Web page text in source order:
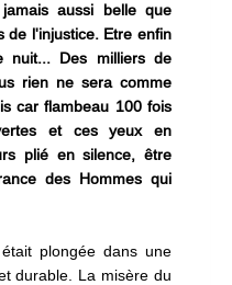
aussi belle que
de l'injustice. Etre enfin
nuit... Des milliers de
rien ne sera comme
car flambeau 100 fois
et ces yeux en
plié en silence, être
des Hommes qui
plongée dans une
durable. La misère du